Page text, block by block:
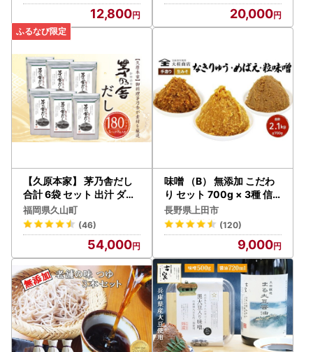
12,800 20,000
【久原本家】 茅乃舎だし
合計 6袋 セット 出汁 ダシ
無添加 粉末だし
福岡県久山町
(46)
54,000
味噌 （B） 無添加 こだわ
り セット 700g × 3種 信
州 味噌
長野県上田市
(120)
9,000